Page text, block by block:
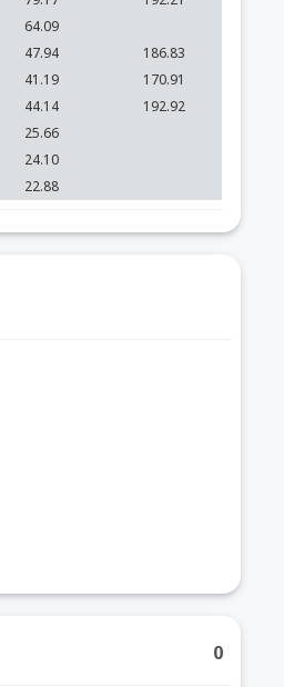
64.09
47.94 186.83
41.19 170.91
44.14 192.92
25.66
24.10
22.88
0